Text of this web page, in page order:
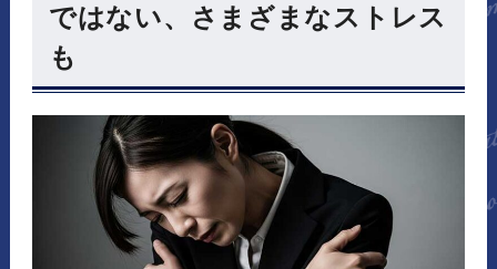
ではない、さまざまなストレス
も